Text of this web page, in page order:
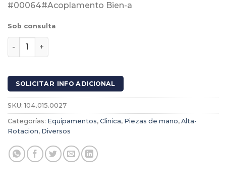
#00064#Acoplamento Bien-a
Sob consulta
Acoplamiento Unifix con luz cantidad
SOLICITAR INFO ADICIONAL
SKU:104.015.0027
Categorías: Equipamentos, Clinica, Piezas de mano, Alta-
Rotacion, Diversos